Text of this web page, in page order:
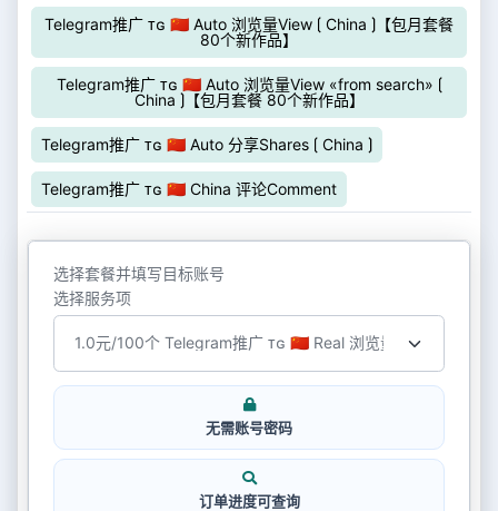
Telegram推广 ᴛɢ 🇨🇳 Auto 浏览量View ⟮ China ⟯【包月套餐
80个新作品】
Telegram推广 ᴛɢ 🇨🇳 Auto 浏览量View «from search» ⟮
China ⟯【包月套餐 80个新作品】
Telegram推广 ᴛɢ 🇨🇳 Auto 分享Shares ⟮ China ⟯
Telegram推广 ᴛɢ 🇨🇳 China 评论Comment
选择套餐并填写目标账号
选择服务项
无需账号密码
订单进度可查询